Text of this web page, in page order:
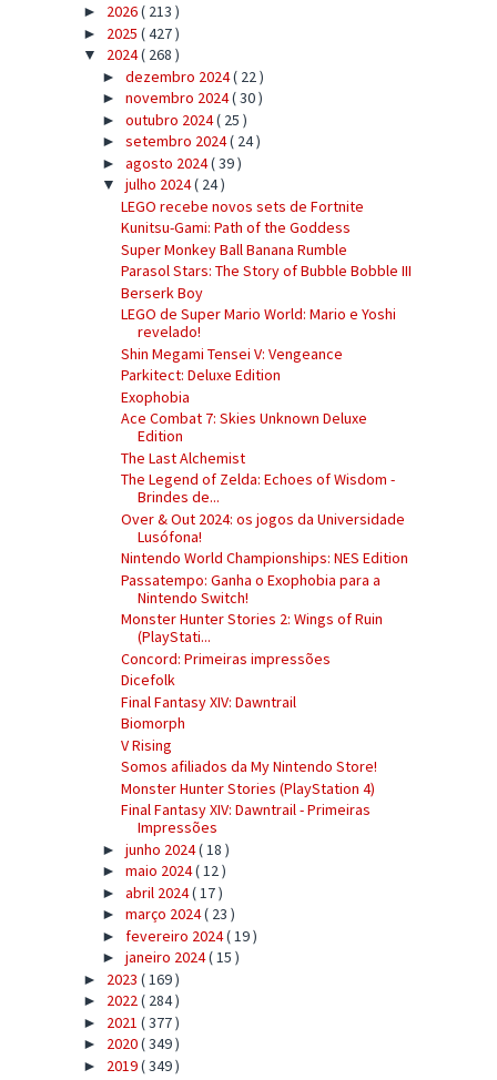
► 2026( 213 )
► 2025 ( 427 )
▼ 2024( 268 )
► dezembro 2024( 22 )
► novembro 2024( 30 )
► outubro 2024( 25 )
► setembro 2024( 24 )
► agosto 2024( 39 )
▼ julho 2024( 24 )
LEGO recebe novos sets de Fortnite
Kunitsu-Gami: Path of the Goddess
Super Monkey Ball Banana Rumble
Parasol Stars: The Story of Bubble Bobble III
Berserk Boy
LEGO de Super Mario World: Mario e Yoshi
revelado!
Shin Megami Tensei V: Vengeance
Parkitect: Deluxe Edition
Exophobia
Ace Combat 7: Skies Unknown Deluxe
Edition
The Last Alchemist
The Legend of Zelda: Echoes of Wisdom -
Brindes de...
Over & Out 2024: os jogos da Universidade
Lusófona!
Nintendo World Championships: NES Edition
Passatempo: Ganha o Exophobia para a
Nintendo Switch!
Monster Hunter Stories 2: Wings of Ruin
(PlayStati...
Concord: Primeiras impressões
Dicefolk
Final Fantasy XIV: Dawntrail
Biomorph
V Rising
Somos afiliados da My Nintendo Store!
Monster Hunter Stories (PlayStation 4)
Final Fantasy XIV: Dawntrail - Primeiras
Impressões
► junho 2024( 18 )
► maio 2024( 12 )
► abril 2024( 17 )
► março 2024( 23 )
► fevereiro 2024( 19 )
► janeiro 2024( 15 )
► 2023 ( 169 )
► 2022( 284 )
► 2021 ( 377 )
► 2020( 349 )
► 2019( 349 )